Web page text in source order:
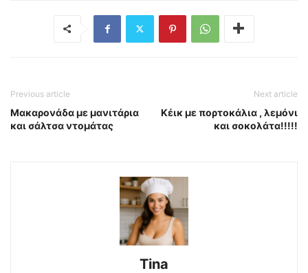
Previous article
Μακαρονάδα με μανιτάρια
και σάλτσα ντομάτας
Next article
Κέικ με πορτοκάλια , λεμόνι
και σοκολάτα!!!!!
Tina